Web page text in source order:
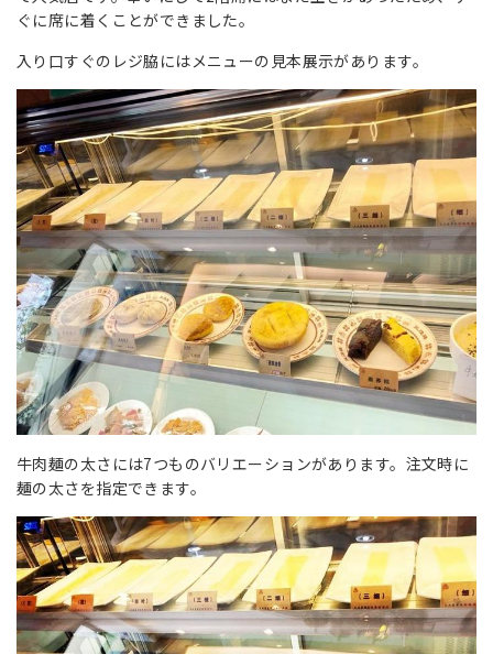
ぐに席に着くことができました。
入り口すぐのレジ脇にはメニューの見本展示があります。
牛肉麺の太さには7つものバリエーションがあります。注文時に
麺の太さを指定できます。